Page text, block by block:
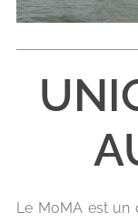
Le MoMA est un